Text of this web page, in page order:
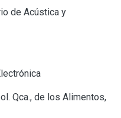
de Acústica y
Qca., de los Alimentos,